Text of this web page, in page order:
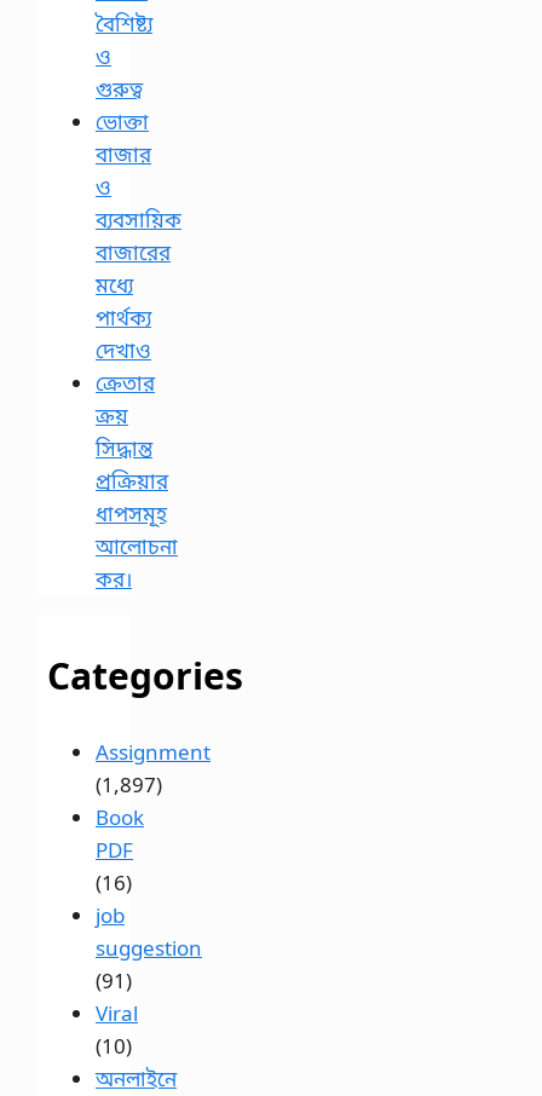
বৈশিষ্ট্য
ও
গুরুত্ব
ভোক্তা
বাজার
ও
ব্যবসায়িক
বাজারের
মধ্যে
পার্থক্য
দেখাও
ক্রেতার
ক্রয়
সিদ্ধান্ত
প্রক্রিয়ার
ধাপসমূহ
আলোচনা
কর।
Categories
Assignment
(1,897)
Book
PDF
(16)
job
suggestion
(91)
Viral
(10)
অনলাইনে